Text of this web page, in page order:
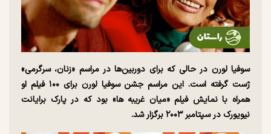
سوفیا لورن در حالی که برای دوربین‌ها در مراسم «زنان، سرگرمی»
ژست گرفته است. این مراسم جشن سوفیا لورن برای ۱۰۰ فیلم او
همراه با نمایش فیلم «میان غریبه ها» بود که در پارک برایانت
نیویورک در سپتامبر ۲۰۰۳ برگزار شد.